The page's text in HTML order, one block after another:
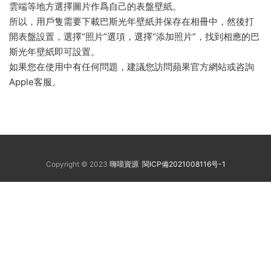
雲端等地方選擇圖片作爲自己的表盤壁紙。
所以，用戶隻需要下載巴斯光年壁紙并保存在相冊中，然後打
開表盤設置，選擇“照片”選項，選擇“添加照片”，找到相應的巴
斯光年壁紙即可設置。
如果您在使用中有任何問題，建議您訪問蘋果官方網站或咨詢
Apple客服。
Copyright © 2023 嗨喵資源 閩ICP備2021008116号-1